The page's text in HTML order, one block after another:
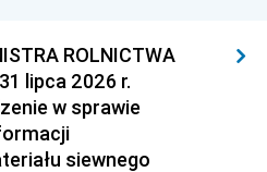
1927
1924
ROLNICTWA
lipca 2026 r.
w sprawie
siewnego